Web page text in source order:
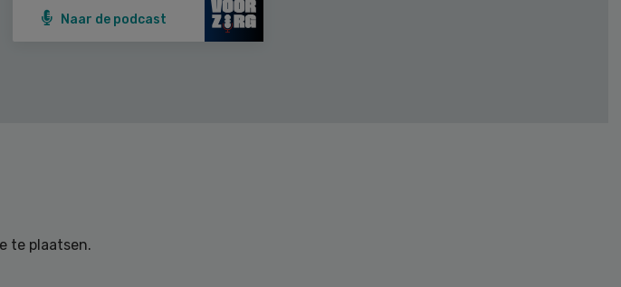
Naar de podcast
te plaatsen.